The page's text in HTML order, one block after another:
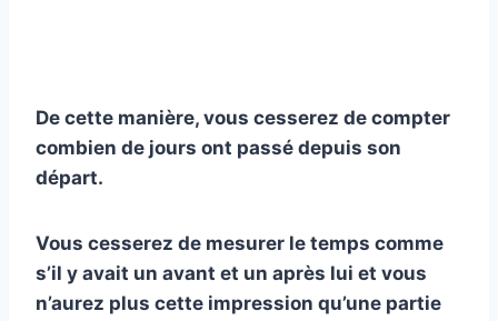
De cette manière, vous cesserez de compter
combien de jours ont passé depuis son
départ.
Vous cesserez de mesurer le temps comme
s’il y avait un avant et un après lui et vous
n’aurez plus cette impression qu’une partie